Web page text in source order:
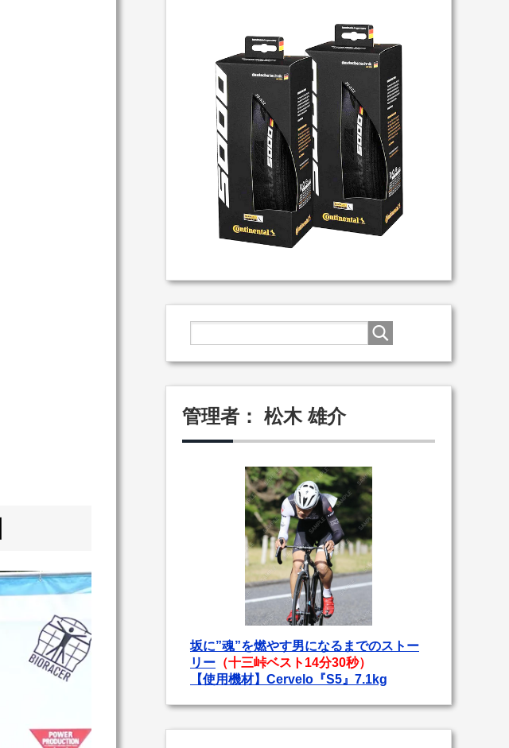
管理者： 松木 雄介
坂に”魂”を燃やす男になるまでのストー
リー （十三峠ベスト14分30秒）
【使用機材】Cervelo『S5』7.1kg